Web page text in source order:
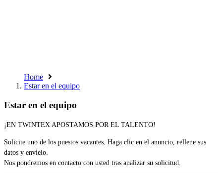
Home
Estar en el equipo
Estar en el equipo
¡EN TWINTEX APOSTAMOS POR EL TALENTO!
Solicite uno de los puestos vacantes. Haga clic en el anuncio, rellene sus
datos y envíelo.
Nos pondremos en contacto con usted tras analizar su solicitud.